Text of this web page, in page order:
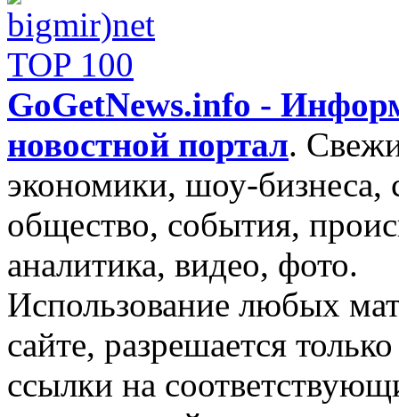
GoGetNews.info -
новостной портал.
экономики, шоу-бизнеса,
общество, события,
аналитика, видео, фото.
Использование любых
сайте, разрешается
ссылки на